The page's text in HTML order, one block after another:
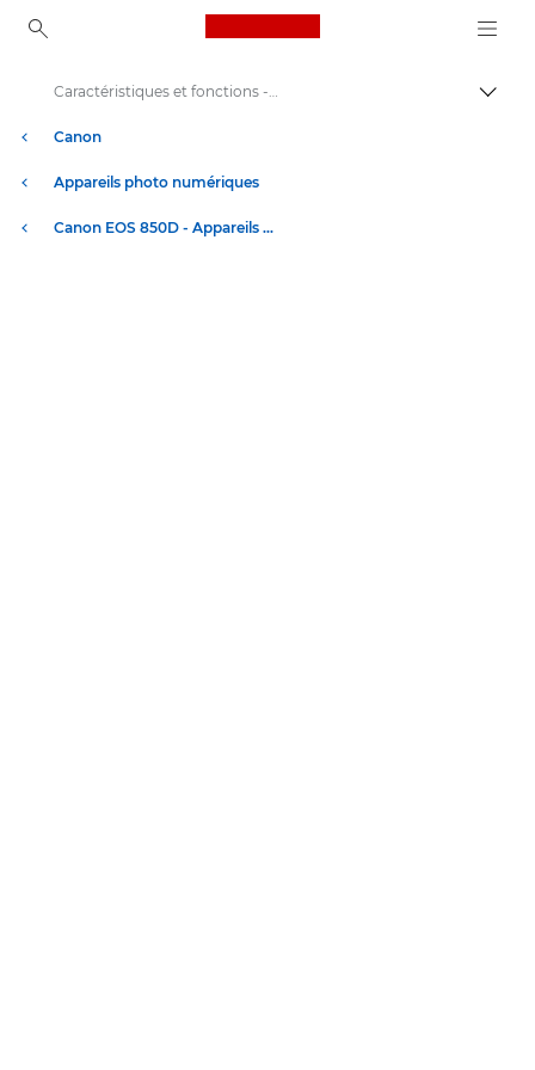
Canon Logo, back to
Canon
Appareils photo numériques
Canon EOS 850D - Appareils photo
Caractéristiques et fonctions - EOS 850D